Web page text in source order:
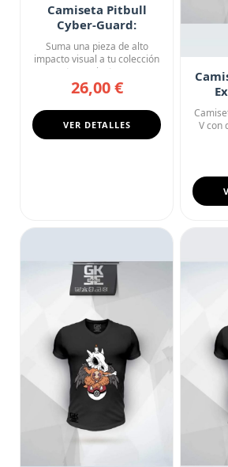
Camiseta Pitbull
Cyber-Guard:
Blindaje Táctico
Suma una pieza de alto
impacto visual a tu colección
con esta camiseta negra ...
26,00 €
VER DETALLES
V con